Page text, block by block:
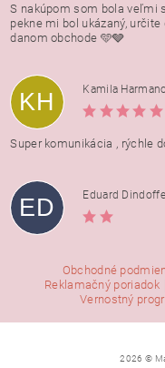
S nakúpom som bola veľmi
pekne mi bol ukázaný,
danom obchode 🩵🩶
KH
Kamila
Super komunikácia , rýchle
ED Eduard
Obchodné
Reklamačný poriadok
Vernostný
2026 ©